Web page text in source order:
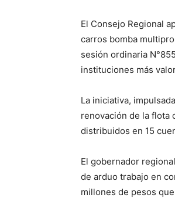
El Consejo Regional
carros bomba
sesión ordinaria
instituciones más
La iniciativa,
renovación de la flota
distribuidos en 15
El gobernador
de arduo trabajo en
millones de pesos